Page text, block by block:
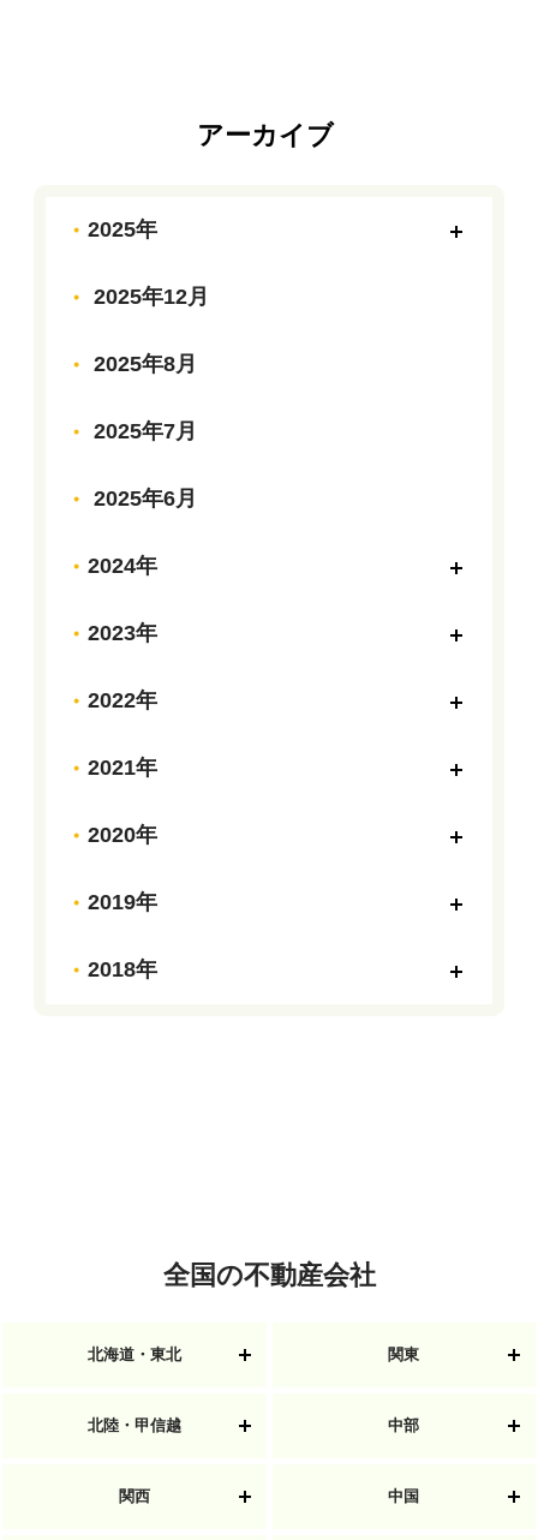
アーカイブ
2025年
2025年12月
2025年8月
2025年7月
2025年6月
2024年
2023年
2022年
2021年
2020年
2019年
2018年
全国の不動産会社
北海道・東北 関東
北陸・甲信越 中部
関西 中国